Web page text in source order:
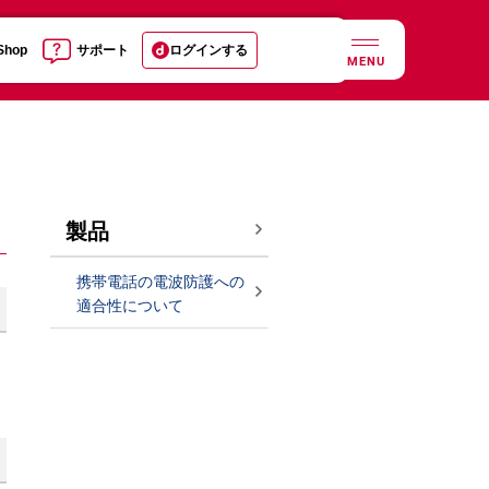
サポート ログインする
MENU
製品
携帯電話の電波防護への
適合性について